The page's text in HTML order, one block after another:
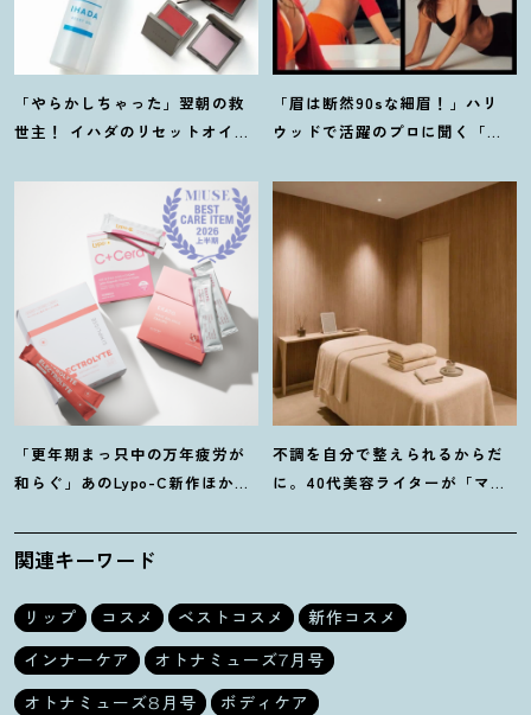
「やらかしちゃった」翌朝の救
世主 ！
イハダのリセットオイル
「眉は断然90sな細眉 ！ 」ハリ
ウッドで活躍のプロに聞く「本
ク】3選
「更年期まっ只中の万年疲労が
和らぐ」あのLypo-C新作ほか40
選
不調を自分で整えられるからだ
に。40代美容ライターが「マイ
験！
関連キーワード
リップ コスメ ベストコスメ
新作コスメ
インナーケア
オトナミューズ7月号
オトナミューズ8月号
ボディケア